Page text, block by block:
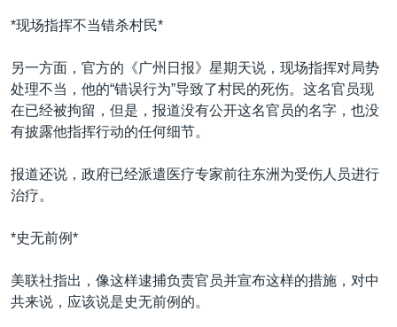
GEN Z 看美国
*现场指挥不当错杀村民*
另一方面，官方的《广州日报》星期天说，现场指挥对局势
处理不当，他的“错误行为”导致了村民的死伤。这名官员现
在已经被拘留，但是，报道没有公开这名官员的名字，也没
有披露他指挥行动的任何细节。
报道还说，政府已经派遣医疗专家前往东洲为受伤人员进行
治疗。
*史无前例*
美联社指出，像这样逮捕负责官员并宣布这样的措施，对中
共来说，应该说是史无前例的。